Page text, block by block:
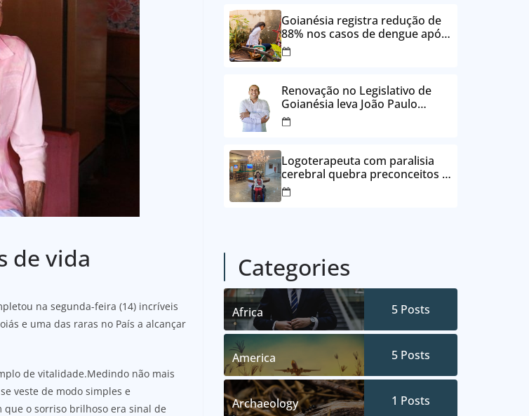
de vida
na segunda-feira (14) incríveis
e uma das raras no País a alcançar
de vitalidade.Medindo não mais
veste de modo simples e
o sorriso brilhoso era sinal de
Goianésia registra redução de
88% nos casos de dengue após
ações de prevenção da
Prefeitura
Renovação no Legislativo de
Goianésia leva João Paulo
Batista à Câmara Municipal
Logoterapeuta com paralisia
cerebral quebra preconceitos e
ajuda pacientes a reencontrar
propósito em Goianésia
Categories
Africa 5 Posts
America 5 Posts
Archaeology 1 Posts